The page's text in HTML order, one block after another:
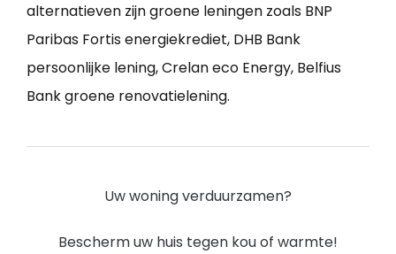
alternatieven zijn groene leningen zoals BNP
Paribas Fortis energiekrediet, DHB Bank
persoonlijke lening, Crelan eco Energy, Belfius
Bank groene renovatielening.
Uw woning verduurzamen?
Bescherm uw huis tegen kou of warmte!